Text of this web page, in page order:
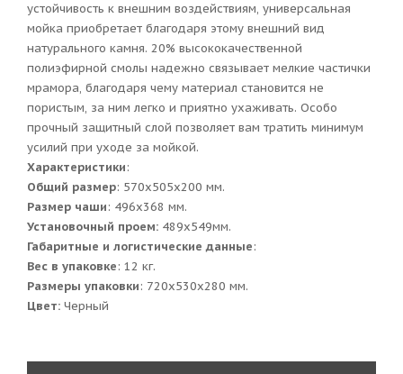
устойчивость к внешним воздействиям, универсальная
мойка приобретает благодаря этому внешний вид
натурального камня. 20% высококачественной
полиэфирной смолы надежно связывает мелкие частички
мрамора, благодаря чему материал становится не
пористым, за ним легко и приятно ухаживать. Особо
прочный защитный слой позволяет вам тратить минимум
усилий при уходе за мойкой.
Характеристики:
Общий размер: 570x505x200 мм.
Размер чаши: 496х368 мм.
Установочный проем: 489x549мм.
Габаритные и логистические данные:
Вес в упаковке: 12 кг.
Размеры упаковки: 720x530x280 мм.
Цвет: Черный